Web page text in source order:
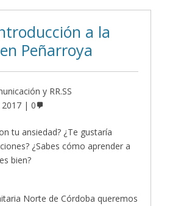
a la
Peñarroya
y RR.SS
0
tu ansiedad? ¿Te gustaría
¿Sabes cómo aprender a
bien?
Norte de Córdoba queremos